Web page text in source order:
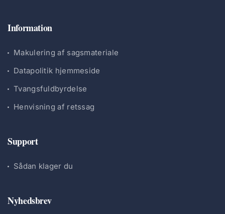
Information
Makulering af sagsmateriale
Datapolitik hjemmeside
Tvangsfuldbyrdelse
Henvisning af retssag
Support
Sådan klager du
Nyhedsbrev